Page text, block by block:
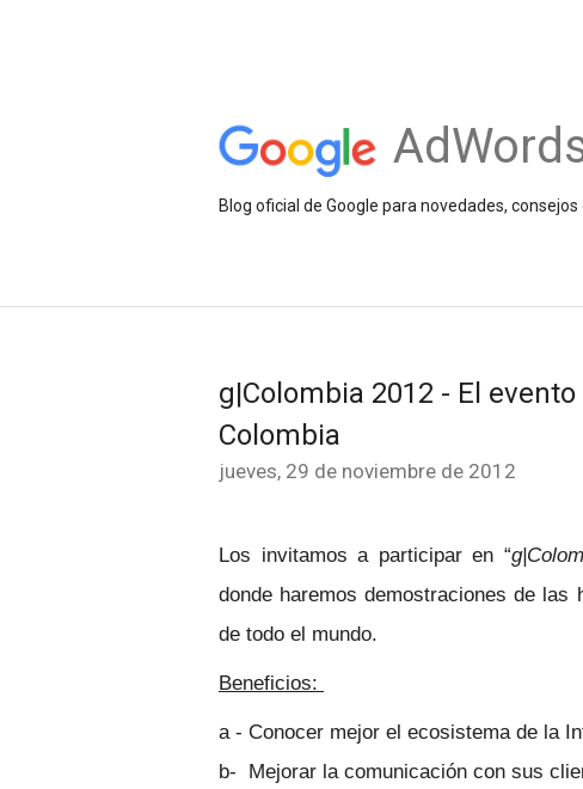
Blog oficial de Google para novedades,
g|Colombia 2012 - El
Colombia
jueves, 29 de noviembre de 2012
Los invitamos a participar en “
donde haremos demostraciones de las
de todo el mundo.
Beneficios:
a - Conocer mejor el ecosistema de la
b- Mejorar la comunicación con sus